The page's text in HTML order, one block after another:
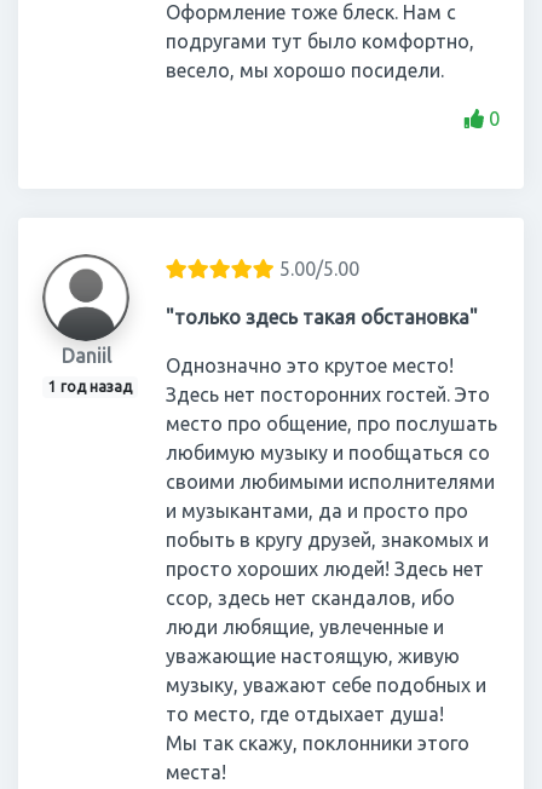
Оформление тоже блеск. Нам с
подругами тут было комфортно,
весело, мы хорошо посидели.
0
Daniil
1 год назад
5.00/5.00
"только здесь такая обстановка"
Однозначно это крутое место!
Здесь нет посторонних гостей. Это
место про общение, про послушать
любимую музыку и пообщаться со
своими любимыми исполнителями
и музыкантами, да и просто про
побыть в кругу друзей, знакомых и
просто хороших людей! Здесь нет
ссор, здесь нет скандалов, ибо
люди любящие, увлеченные и
уважающие настоящую, живую
музыку, уважают себе подобных и
то место, где отдыхает душа!
Мы так скажу, поклонники этого
места!